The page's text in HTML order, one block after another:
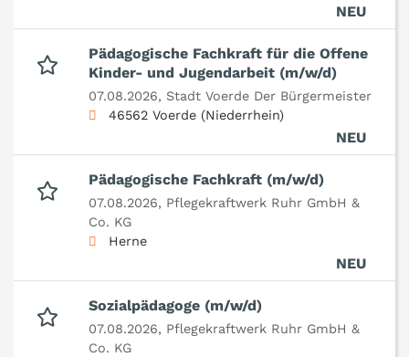
NEU
Pädagogische Fachkraft für die Offene
Kinder- und Jugendarbeit (m/w/d)
07.08.2026, Stadt Voerde Der Bürgermeister
46562 Voerde (Niederrhein)
NEU
Pädagogische Fachkraft (m/w/d)
07.08.2026, Pflegekraftwerk Ruhr GmbH &
Co. KG
Herne
NEU
Sozialpädagoge (m/w/d)
07.08.2026, Pflegekraftwerk Ruhr GmbH &
Co. KG